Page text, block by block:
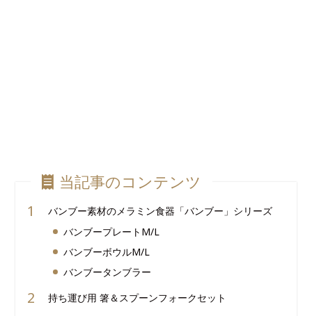
当記事のコンテンツ
バンブー素材のメラミン食器「バンブー」シリーズ
バンブープレートM/L
バンブーボウルM/L
バンブータンブラー
持ち運び用 箸＆スプーンフォークセット